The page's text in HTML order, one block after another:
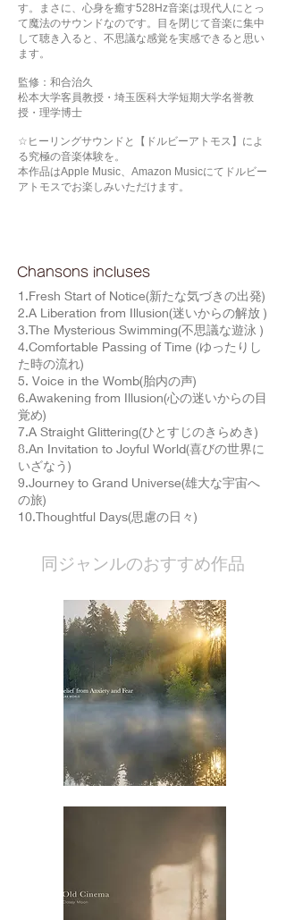
す。まさに、心身を癒す528Hz音楽は現代人にとっ
て魔法のサウンドなのです。目を閉じて音楽に集中
して聴き入ると、不思議な感覚を実感できると思い
ます。
監修：和合治久
松本大学客員教授・埼玉医科大学短期大学名誉教
授・理学博士
☆ヒーリングサウンドと【ドルビーアトモス】によ
る究極の音楽体験を。
本作品はApple Music、Amazon Musicにてドルビー
アトモスでお楽しみいただけます。
Chansons incluses
1.Fresh Start of Notice(新たな気づきの出発)
2.A Liberation from Illusion(迷いからの解放 )
3.The Mysterious Swimming(不思議な遊泳 )
4.Comfortable Passing of Time (ゆったりし
た時の流れ)
5. Voice in the Womb(胎内の声)
6.Awakening from Illusion(心の迷いからの目
覚め)
7.A Straight Glittering(ひとすじのきらめき)
8.An Invitation to Joyful World(喜びの世界に
いざなう)
9.Journey to Grand Universe(雄大な宇宙へ
の旅)
10.Thoughtful Days(思慮の日々)
​同ジャンルのおすすめ作品